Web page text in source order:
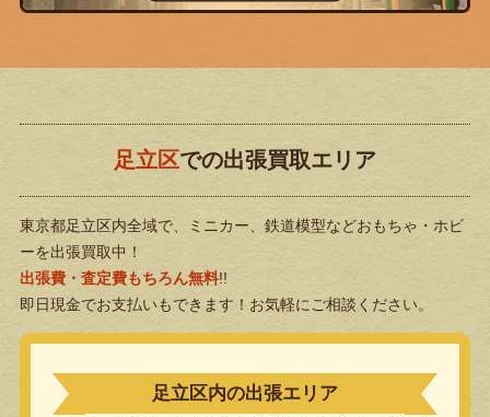
足立区での出張買取エリア
東京都足立区内全域で、ミニカー、鉄道模型などおもちゃ・ホビ
ーを出張買取中！
出張費・査定費もちろん無料!!
即日現金でお支払いもできます！お気軽にご相談ください。
足立区内の出張エリア